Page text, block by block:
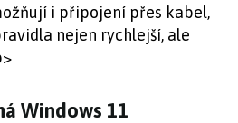
i připojení přes kabel,
nejen rychlejší, ale
Windows 11